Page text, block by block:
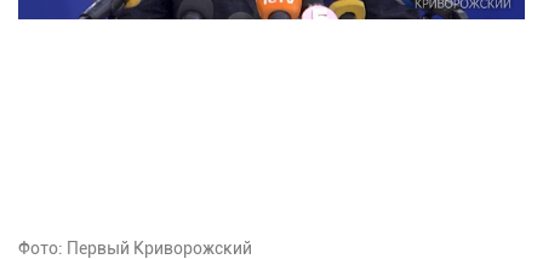
Фото: Первый Криворожский